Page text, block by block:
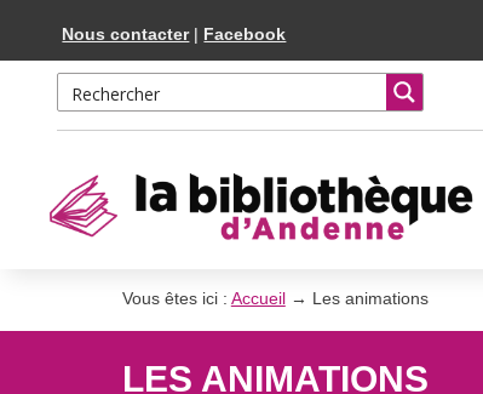
navigation
Nous contacter| Facebook
Vous êtes ici : Accueil→ Les animations
LES ANIMATIONS